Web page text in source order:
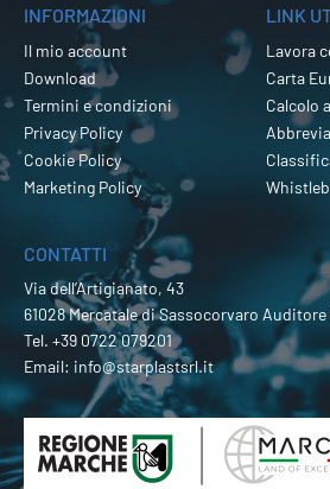
INFORMAZIONI
Il mio account
Download
Termini e condizioni
Privacy Policy
Cookie Policy
Marketing Policy
LINK
Lavora
Carta
Calcolo
CONTATTI
Via dell’Artigianato, 43
61028 Mercatale di Sassocorvaro Auditore
Tel. +39 0722 079201
Email: info@starplastsrl.it